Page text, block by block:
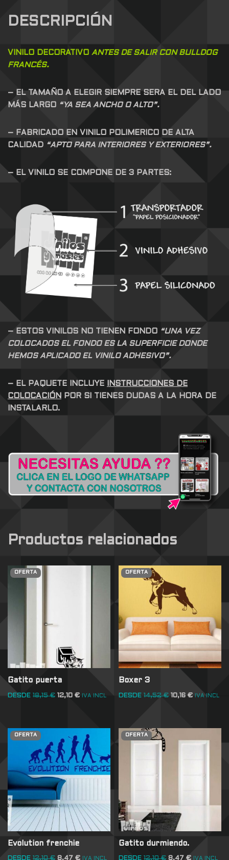
DESCRIPCIÓN
VINILO DECORATIVO ANTES DE SALIR CON BULLDOG
FRANCÉS.
– EL TAMAÑO A ELEGIR SIEMPRE SERA EL DEL LADO
MÁS LARGO
“YA SEA ANCHO O ALTO”.
– FABRICADO EN VINILO POLIMERICO DE ALTA
CALIDAD “APTO PARA INTERIORES Y EXTERIORES”.
– EL VINILO SE COMPONE DE 3 PARTES:
– ESTOS VINILOS NO TIENEN FONDO “UNA VEZ
COLOCADOS EL FONDO ES LA SUPERFICIE DONDE
HEMOS APLICADO EL VINILO ADHESIVO”.
– EL PAQUETE INCLUYE
INSTRUCCIONES DE
COLOCACIÓN
POR SI TIENES DUDAS A LA HORA DE
INSTALARLO.
Productos relacionados
OFERTA
Gatito puerta
DESDE 18,15€ 12,10 € IVA INCL
OFERTA
Boxer 3
DESDE 14,52€ 10,16€ IVA INCL
OFERTA
Evolution frenchie
DESDE 12,10€ 8,47 € IVA INCL
OFERTA
Gatito durmiendo.
DESDE 12,10€ 8,47€ IVA INCL